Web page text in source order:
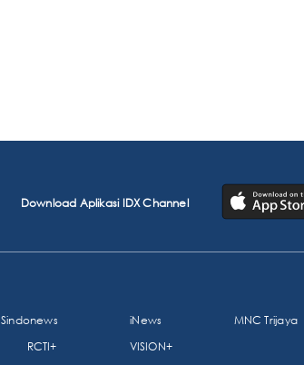
Download Aplikasi IDX Channel
Sindonews iNews
MNC Trijaya
RCTI+ VISION+